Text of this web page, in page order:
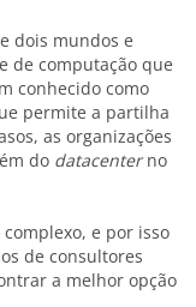
dois mundos e
de computação que
conhecido como
permite a partilha
as organizações
do datacenterno
e por isso
de consultores
a melhor opção